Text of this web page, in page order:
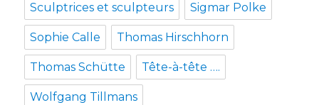
Sculptrices et sculpteurs Sigmar Polke
Sophie Calle Thomas Hirschhorn
Thomas Schütte Tête-à-tête ….
Wolfgang Tillmans